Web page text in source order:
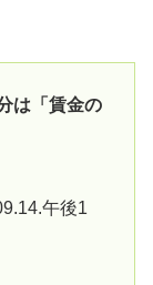
は「賃金の
午後1